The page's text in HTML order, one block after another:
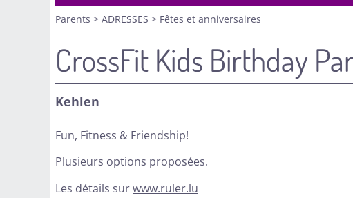
Parents > ADRESSES > Fêtes et anniversaires
CrossFit Kids Birthday
Kehlen
Fun, Fitness & Friendship!
Plusieurs options proposées.
Les détails surwww.ruler.lu